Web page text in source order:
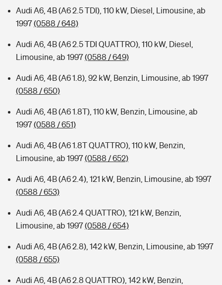
Audi A6, 4B (A6 2.5 TDI), 110 kW, Diesel, Limousine, ab
1997(0588 / 648)
Audi A6, 4B (A6 2.5 TDI QUATTRO), 110 kW, Diesel,
Limousine, ab 1997(0588 / 649)
Audi A6, 4B (A6 1.8), 92 kW, Benzin, Limousine, ab 1997
(0588 / 650)
Audi A6, 4B (A6 1.8T), 110 kW, Benzin, Limousine, ab
1997(0588 / 651)
Audi A6, 4B (A6 1.8T QUATTRO), 110 kW, Benzin,
Limousine, ab 1997(0588 / 652)
Audi A6, 4B (A6 2.4), 121 kW, Benzin, Limousine, ab 1997
(0588 / 653)
Audi A6, 4B (A6 2.4 QUATTRO), 121 kW, Benzin,
Limousine, ab 1997(0588 / 654)
Audi A6, 4B (A6 2.8), 142 kW, Benzin, Limousine, ab 1997
(0588 / 655)
Audi A6, 4B (A6 2.8 QUATTRO), 142 kW, Benzin,